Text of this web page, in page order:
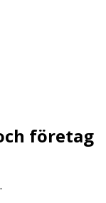
företag